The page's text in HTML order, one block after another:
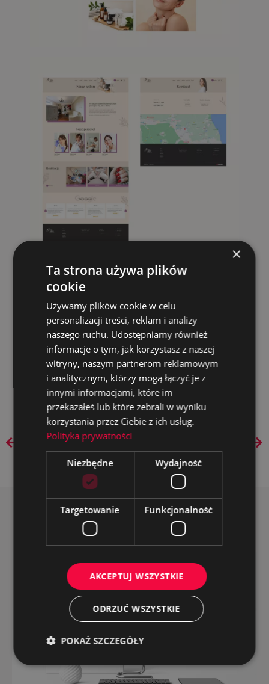
Explore more
×
Ta strona używa plików
cookie
Używamy plików cookie w celu
personalizacji treści, reklam i analizy
naszego ruchu. Udostępniamy również
informacje o tym, jak korzystasz z naszej
witryny, naszym partnerom reklamowym
i analitycznym, którzy mogą łączyć je z
innymi informacjami, które im
przekazałeś lub które zebrali w wyniku
korzystania przez Ciebie z ich usług.
Polityka prywatności
Niezbędne Wydajność
Targetowanie Funkcjonalność
AKCEPTUJ WSZYSTKIE
ODRZUĆ WSZYSTKIE
POKAŻ SZCZEGÓŁY